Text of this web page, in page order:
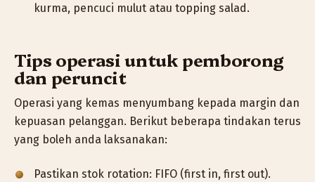
kurma, pencuci mulut atau topping salad.
Tips operasi untuk pemborong
dan peruncit
Operasi yang kemas menyumbang kepada margin dan
kepuasan pelanggan. Berikut beberapa tindakan terus
yang boleh anda laksanakan:
Pastikan stok rotation: FIFO (first in, first out).